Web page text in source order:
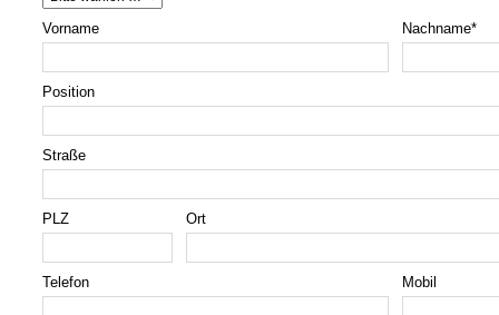
Vorname Nachname*
Position
Straße
PLZ Ort
Telefon Mobil